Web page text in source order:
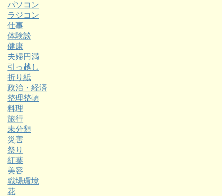
パソコン
ラジコン
仕事
体験談
健康
夫婦円満
引っ越し
折り紙
政治・経済
整理整頓
料理
旅行
未分類
災害
祭り
紅葉
美容
職場環境
花